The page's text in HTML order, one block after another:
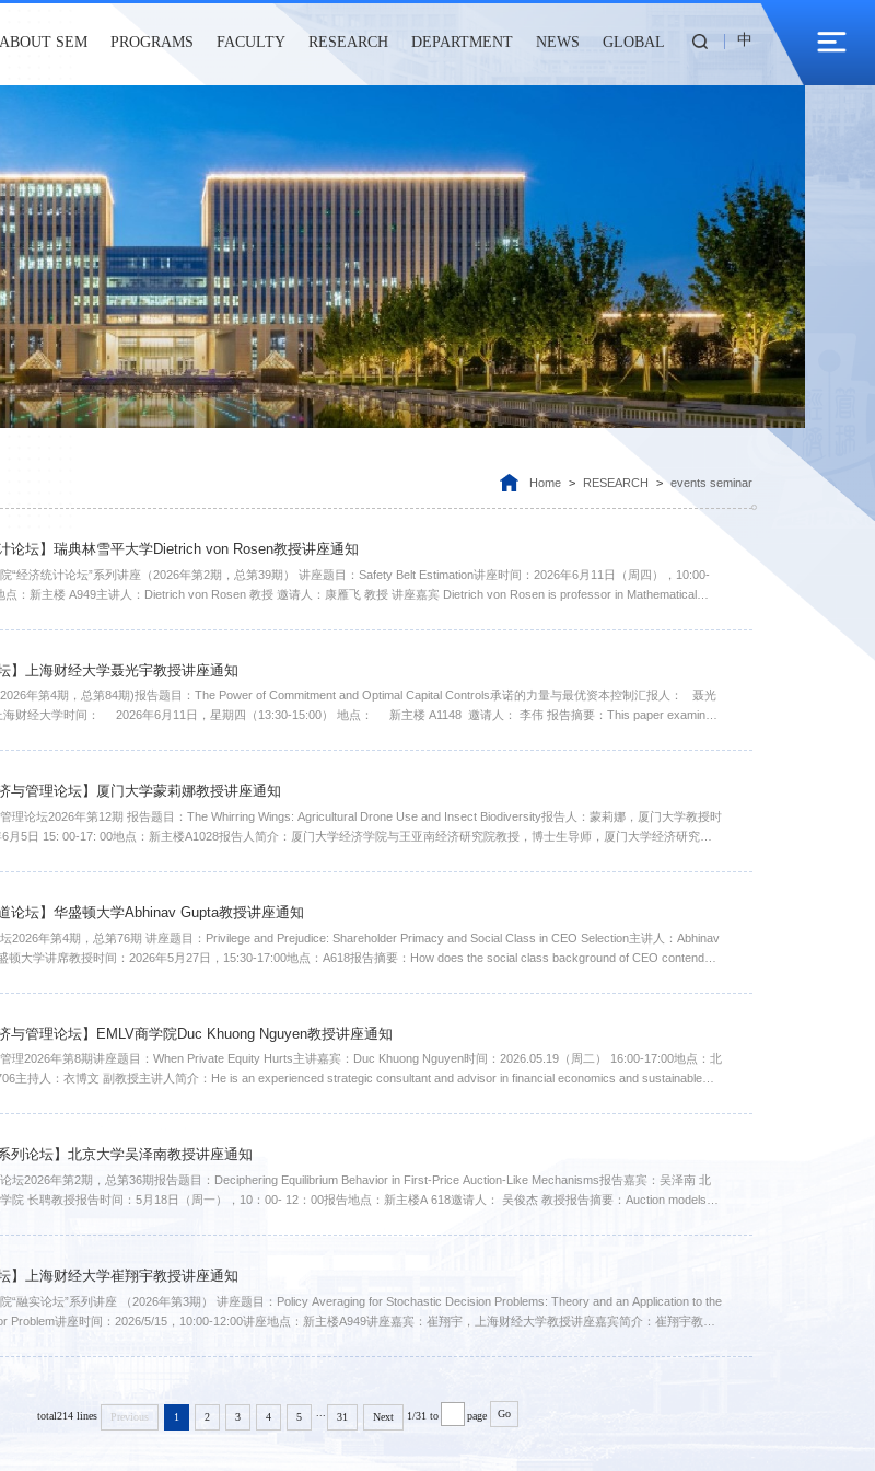
ABOUT SEM PROGRAMS FACULTY RESEARCH DEPARTMENT NEWS GLOBAL 中
Home > RESEARCH > events seminar
论坛】瑞典林雪平大学Dietrich von Rosen教授讲座通知
”系列讲座（2026年第2期，总第39期） 讲座题目：Safety Belt Estimation讲座时间：2026年6月11日（周四），10:00-
点：新主楼 A949主讲人：Dietrich von Rosen 教授 邀请人：康雁飞 教授 讲座嘉宾 Dietrich von Rosen is professor in Mathematical
】上海财经大学聂光宇教授讲座通知
年第4期，总第84期)报告题目：The Power of Commitment and Optimal Capital Controls承诺的力量与最优资本控制汇报人： 聂光
海财经大学时间： 2026年6月11日，星期四（13:30-15:00） 地点： 新主楼 A1148 邀请人： 李伟 报告摘要：This paper examines
与管理论坛】厦门大学蒙莉娜教授讲座通知
理论坛2026年第12期 报告题目：The Whirring Wings: Agricultural Drone Use and Insect Biodiversity报告人：蒙莉娜，厦门大学教授时
月5日 15: 00-17: 00地点：新主楼A1028报告人简介：厦门大学经济学院与王亚南经济研究院教授，博士生导师，厦门大学经济研究所
论坛】华盛顿大学Abhinav Gupta教授讲座通知
：Privilege and Prejudice: Shareholder Primacy and Social Class in CEO Selection主讲人：Abhinav
顿大学讲席教授时间：2026年5月27日，15:30-17:00地点：A618报告摘要：How does the social class background of CEO contenders
与管理论坛】EMLV商学院Duc Khuong Nguyen教授讲座通知
理2026年第8期讲座题目：When Private Equity Hurts主讲嘉宾：Duc Khuong Nguyen时间：2026.05.19（周二） 16:00-17:00地点：北
主持人：衣博文 副教授主讲人简介：He is an experienced strategic consultant and advisor in financial economics and sustainable
列论坛】北京大学吴泽南教授讲座通知
坛2026年第2期，总第36期报告题目：Deciphering Equilibrium Behavior in First-Price Auction-Like Mechanisms报告嘉宾：吴泽南 北
院 长聘教授报告时间：5月18日（周一），10：00- 12：00报告地点：新主楼A 618邀请人： 吴俊杰 教授报告摘要：Auction models
】上海财经大学崔翔宇教授讲座通知
“融实论坛”系列讲座 （2026年第3期） 讲座题目：Policy Averaging for Stochastic Decision Problems: Theory and an Application to the
Problem讲座时间：2026/5/15，10:00-12:00讲座地点：新主楼A949讲座嘉宾：崔翔宇，上海财经大学教授讲座嘉宾简介：崔翔宇教
total214 lines Previous 1 2 3 4 5 ... 31 Next 1/31 to page Go